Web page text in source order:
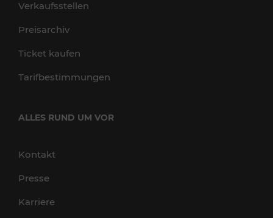
Verkaufsstellen
Preisarchiv
Ticket kaufen
Tarifbestimmungen
ALLES RUND UM VOR
Kontakt
Presse
Karriere